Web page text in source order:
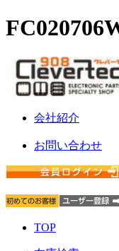
会社紹介
お問い合わせ
TOP